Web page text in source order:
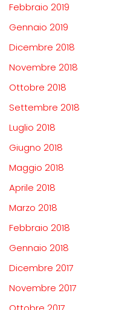
Febbraio 2019
Gennaio 2019
Dicembre 2018
Novembre 2018
Ottobre 2018
Settembre 2018
Luglio 2018
Giugno 2018
Maggio 2018
Aprile 2018
Marzo 2018
Febbraio 2018
Gennaio 2018
Dicembre 2017
Novembre 2017